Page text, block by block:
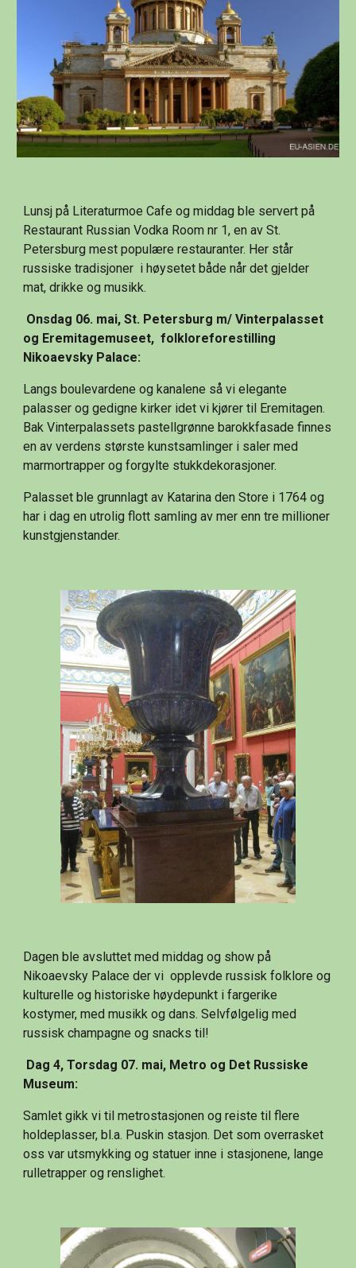
Lunsj på Literaturmoe Cafe og middag ble servert på
Restaurant Russian Vodka Room nr 1, en av St.
Petersburg mest populære restauranter. Her står
russiske tradisjoner  i høysetet både når det gjelder
mat, drikke og musikk.
Onsdag 06. mai, St. Petersburg m/ Vinterpalasset
og Eremitagemuseet,  folkloreforestilling
Nikoaevsky Palace:
Langs boulevardene og kanalene så vi elegante
palasser og gedigne kirker idet vi kjører til Eremitagen.
Bak Vinterpalassets pastellgrønne barokkfasade finnes
en av verdens største kunstsamlinger i saler med
marmortrapper og forgylte stukkdekorasjoner.
Palasset ble grunnlagt av Katarina den Store i 1764 og
har i dag en utrolig flott samling av mer enn tre millioner
kunstgjenstander.
Dagen ble avsluttet med middag og show på
Nikoaevsky Palace der vi  opplevde russisk folklore og
kulturelle og historiske høydepunkt i fargerike
kostymer, med musikk og dans. Selvfølgelig med
russisk champagne og snacks til!
Dag 4, Torsdag 07. mai, Metro og Det Russiske
Museum:
Samlet gikk vi til metrostasjonen og reiste til flere
holdeplasser, bl.a. Puskin stasjon. Det som overrasket
oss var utsmykking og statuer inne i stasjonene, lange
rulletrapper og renslighet.